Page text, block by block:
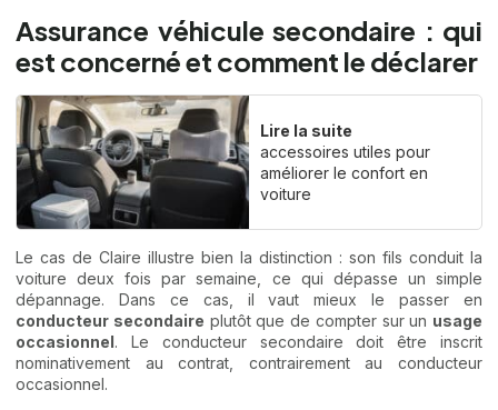
Assurance véhicule secondaire : qui
est concerné et comment le déclarer
Lire la suite
accessoires utiles pour
améliorer le confort en
voiture
Le cas de Claire illustre bien la distinction : son fils conduit la
voiture deux fois par semaine, ce qui dépasse un simple
dépannage. Dans ce cas, il vaut mieux le passer en
conducteur secondaire plutôt que de compter sur un usage
occasionnel. Le conducteur secondaire doit être inscrit
nominativement au contrat, contrairement au conducteur
occasionnel.